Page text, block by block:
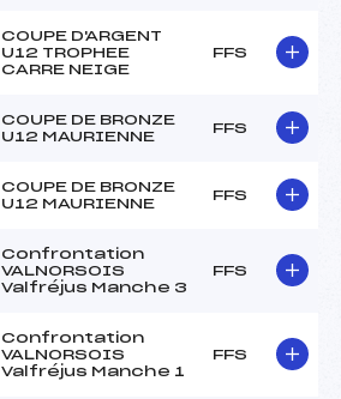
COUPE D'ARGENT
U12 TROPHEE
CARRE NEIGE
FFS
COUPE DE BRONZE
U12 MAURIENNE
FFS
COUPE DE BRONZE
U12 MAURIENNE
FFS
Confrontation
VALNORSOIS
Valfréjus Manche 3
FFS
Confrontation
VALNORSOIS
Valfréjus Manche 1
FFS